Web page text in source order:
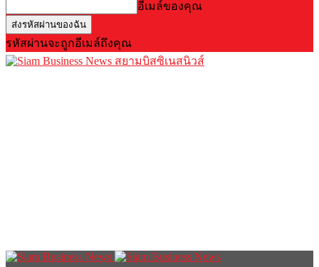
อีเมล์ของคุณ
รหัสผ่านจะถูกอีเมล์ถึงคุณ
สยามบิสซิเนสนิวส์